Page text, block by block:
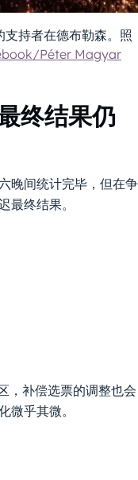
支持者在德布勒森。照
Péter Magyar
终结果仍
晚间统计完毕，但在争
最终结果。
，补偿选票的调整也会
微乎其微。